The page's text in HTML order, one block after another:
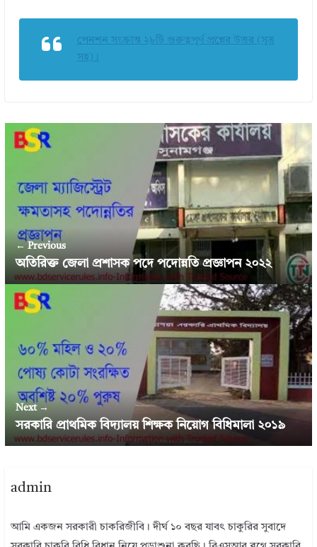
পেনশন সংক্রান্ত ২৮টি গুরুত্বপূর্ণ প্রশ্নের উত্তর (সূত্র
সহ)।
← Previous
অতিরিক্ত জেলা প্রশাসক পদে পদোন্নতি প্রজ্ঞাপন ২০২২
Next →
সরকারি প্রাথমিক বিদ্যালয় শিক্ষক নিয়োগ বিধিমালা ২০১৯
admin
আমি একজন সরকারী চাকরিজীবি। দীর্ঘ ১০ বছর যাবৎ চাকুরির সুবাদে